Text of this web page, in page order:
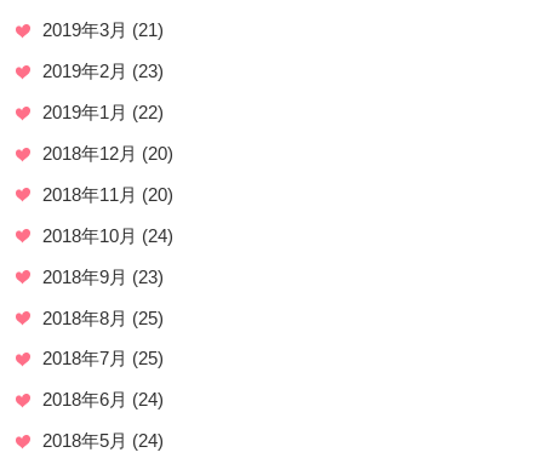
2019年3月 (21)
2019年2月 (23)
2019年1月 (22)
2018年12月 (20)
2018年11月 (20)
2018年10月 (24)
2018年9月 (23)
2018年8月 (25)
2018年7月 (25)
2018年6月 (24)
2018年5月 (24)